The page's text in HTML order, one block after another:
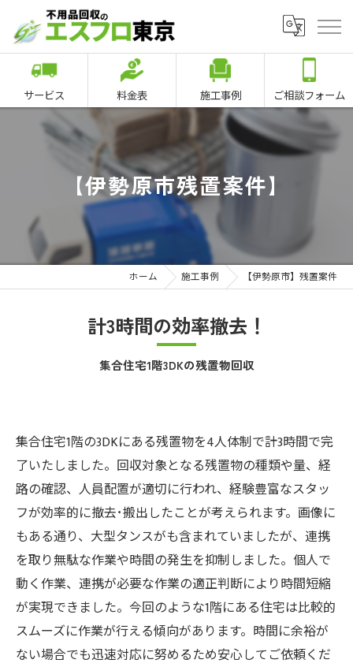
サービス 料金表 施工事例 ご相談フォーム
【伊勢原市残置案件】
ホーム 施工事例 【伊勢原市】残置案件
集合住宅1階3DKの残置物回収
計3時間の効率撤去！
集合住宅1階の3DKにある残置物を4人体制で計3時間で完
了いたしました。回収対象となる残置物の種類や量、経
路の確認、人員配置が適切に行われ、経験豊富なスタッ
フが効率的に撤去･搬出したことが考えられます。画像に
もある通り、大型タンスがも含まれていましたが、連携
を取り無駄な作業や時間の発生を抑制しました。個人で
動く作業、連携が必要な作業の適正判断により時間短縮
が実現できました。今回のような1階にある住宅は比較的
スムーズに作業が行える傾向があります。時間に余裕が
ない場合でも迅速対応に努めるため安心してご依頼くだ